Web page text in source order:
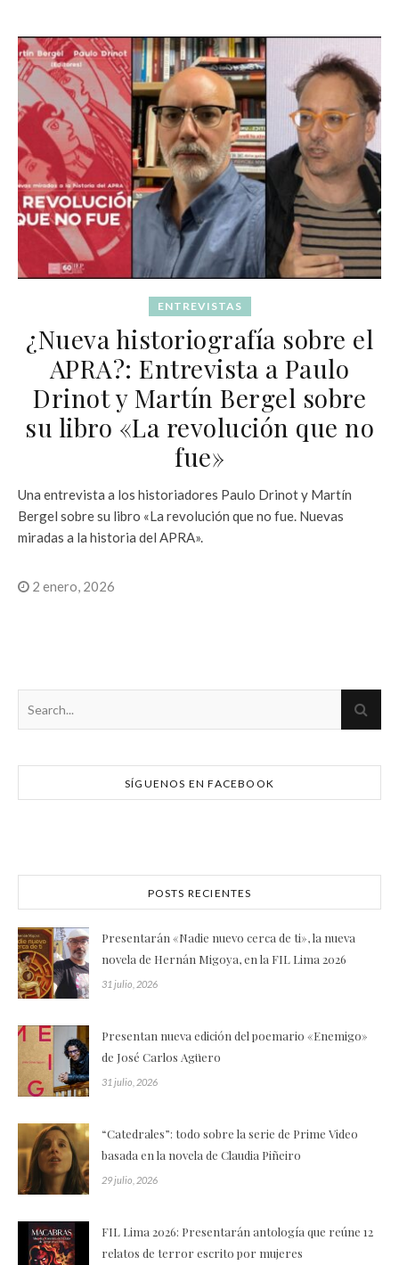
ENTREVISTAS
¿Nueva historiografía sobre el
APRA?: Entrevista a Paulo
Drinot y Martín Bergel sobre
su libro «La revolución que no
fue»
Una entrevista a los historiadores Paulo Drinot y Martín
Bergel sobre su libro «La revolución que no fue. Nuevas
miradas a la historia del APRA».
2 enero, 2026
SÍGUENOS EN FACEBOOK
POSTS RECIENTES
Presentarán «Nadie nuevo cerca de ti», la nueva
novela de Hernán Migoya, en la FIL Lima 2026
31 julio, 2026
Presentan nueva edición del poemario «Enemigo»
de José Carlos Agüero
31 julio, 2026
“Catedrales”: todo sobre la serie de Prime Video
basada en la novela de Claudia Piñeiro
29 julio, 2026
FIL Lima 2026: Presentarán antología que reúne 12
relatos de terror escrito por mujeres